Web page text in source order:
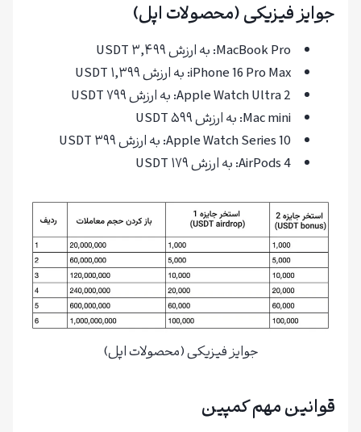
جوایز فیزیکی (محصولات اپل)
MacBook Pro: به ارزش ۳,۴۹۹ USDT
iPhone 16 Pro Max: به ارزش ۱,۳۹۹ USDT
Apple Watch Ultra 2: به ارزش ۷۹۹ USDT
Mac mini: به ارزش ۵۹۹ USDT
Apple Watch Series 10: به ارزش ۳۹۹ USDT
AirPods 4: به ارزش ۱۷۹ USDT
جوایز فیزیکی (محصولات اپل)
قوانین مهم کمپین